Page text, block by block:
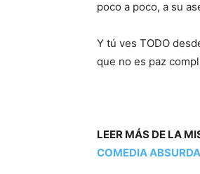
poco a poco, a su
Y tú ves TODO
que no es paz
LEER MÁS DE LA
COMEDIA